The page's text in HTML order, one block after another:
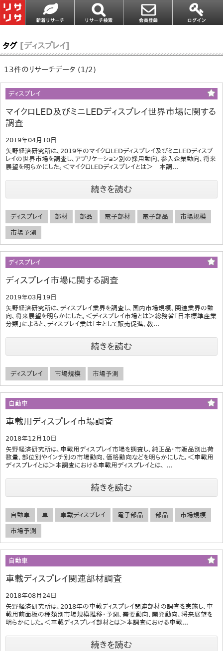
タグ [ディスプレイ]
13件のリサーチデータ (1/2)
ディスプレイ
マイクロLED及びミニLEDディスプレイ世界市場に関する
調査
2019年04月10日
矢野経済研究所は、2019年のマイクロLEDディスプレイ及びミニLEDディスプ
レイの世界市場を調査し、アプリケーション別の採用動向、参入企業動向、将来
展望を明らかにした。＜マイクロLEDディスプレイとは＞ 本調...
続きを読む
ディスプレイ 部材 部品 電子部材 電子部品 市場規模
市場予測
ディスプレイ
ディスプレイ市場に関する調査
2019年03月19日
矢野経済研究所は、ディスプレイ業界を調査し、国内市場規模、関連業界の動
向、将来展望を明らかにした。＜ディスプレイ市場とは＞総務省「日本標準産業
分類」によると、ディスプレイ業は「主として販売促進、教...
続きを読む
ディスプレイ 市場規模 市場予測
自動車
車載用ディスプレイ市場調査
2018年12月10日
矢野経済研究所は、車載用ディスプレイ市場を調査し、純正品・市販品別出荷
数量、部位別やインチ別の市場動向、価格動向などを明らかにした。＜車載用
ディスプレイとは＞本調査における車載用ディスプレイとは、 ...
続きを読む
自動車 車 車載ディスプレイ 電子部品 部品 市場規模
市場予測
自動車
車載ディスプレイ関連部材調査
2018年08月24日
矢野経済研究所は、2018年の車載ディスプレイ関連部材の調査を実施し、車
載用前面板の種類別市場規模推移・予測、需要動向、開発動向、将来展望を
明らかにした。＜車載ディスプレイ部材とは＞本調査における車載...
続きを読む